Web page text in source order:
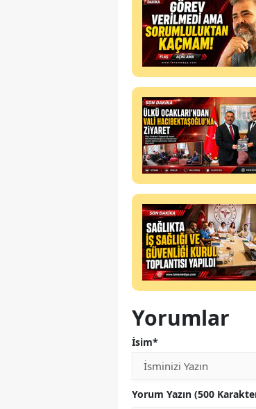
Yorumlar
İsim*
Yorum Yazın (500